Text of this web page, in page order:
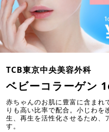
TCB東京中央美容外科
ベビーコラーゲン
赤ちゃんのお肌に豊富に含まれ
りも高い比率で配合。小じわ
生、再生を活性化させるため、
す。